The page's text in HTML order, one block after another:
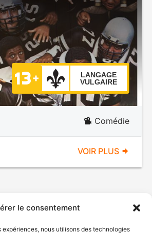
le consentement
expériences, nous utilisons des technologies
LANGAGE
VULGAIRE
Comédie
VOIR PLUS